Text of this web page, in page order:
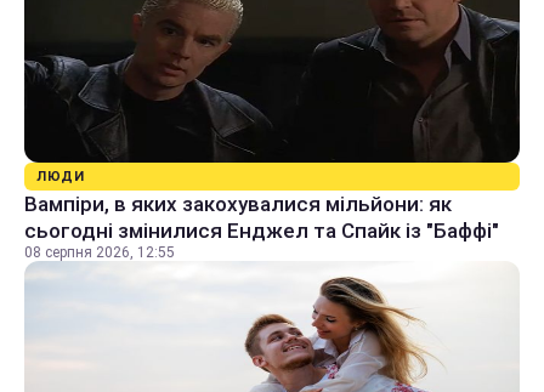
ЛЮДИ
Вампіри, в яких закохувалися мільйони: як
сьогодні змінилися Енджел та Спайк із "Баффі"
08 серпня 2026, 12:55